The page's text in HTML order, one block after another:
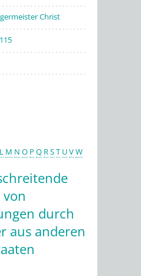
Christ
L M N O P Q RST UVW
durch
aus anderen